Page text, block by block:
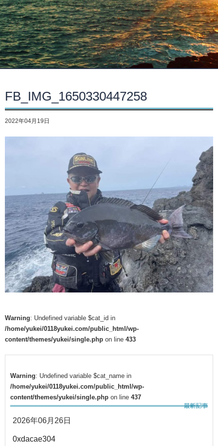
FB_IMG_1650330447258
2022年04月19日
Warning: Undefined variable $cat_id in
/home/yukei/0118yukei.com/public_html/wp-
content/themes/yukei/single.php on line 433
Warning: Undefined variable $cat_name in
/home/yukei/0118yukei.com/public_html/wp-
content/themes/yukei/single.php on line 437
2026年06月26日
0xdacae304